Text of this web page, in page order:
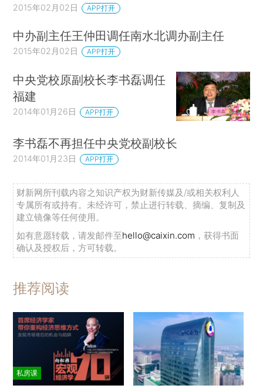
2015年02月02日 APP打开
中办副主任王仲田调任南水北调办副主任
2015年02月02日 APP打开
中央党校原副校长李书磊调任
福建
2014年01月26日 APP打开
李书磊不再担任中央党校副校长
2014年01月23日 APP打开
财新网所刊载内容之知识产权为财新传媒及/或相关权利人
专属所有或持有。未经许可，禁止进行转载、摘编、复制及
建立镜像等任何使用。
如有意愿转载，请发邮件至hello@caixin.com ，获得书面
确认及授权后，方可转载。
推荐阅读
私房课